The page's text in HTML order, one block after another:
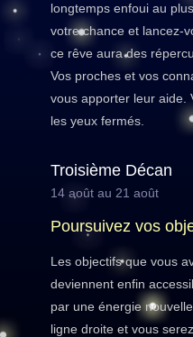
longtemps enfoui au
votre chance et lancez-
ce rêve aura des
Vos proches et vos
vous apporter leur aide.
les yeux fermés.
Troisième Décan
14 août au 21 août
Poursuivez vos
Les objectifs que vous
deviennent enfin
par une énergie
ligne droite et vous